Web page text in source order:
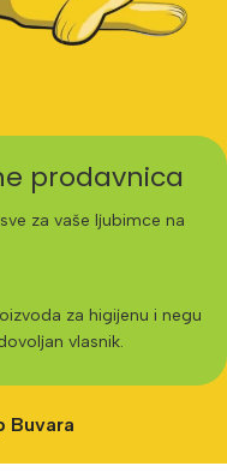
prodavnica
za vaše ljubimce na
za higijenu i negu
vlasnik.
Buvara